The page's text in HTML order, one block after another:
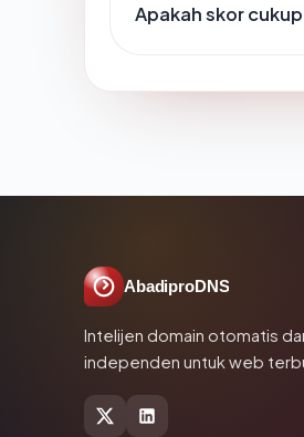
Apakah skor
AbadiproDNS
Intelijen domain otomatis
independen untuk web